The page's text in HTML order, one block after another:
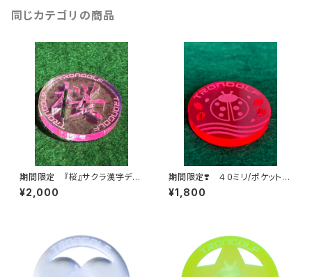
同じカテゴリの商品
期間限定 『桜』サクラ漢字デザ
イン
¥2,000
期間限定❣️ ４０ミリ/ポケット
サクラデザイン
¥1,800